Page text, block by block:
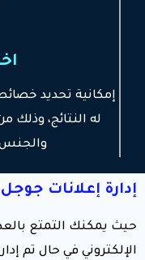
إمكانية تحديد
له النتائج، وذلك
إدارة إعلانات جوجل
حيث يمكنك التمتع
الإلكتروني في حال تم